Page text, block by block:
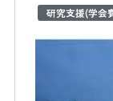
研究支援(学会